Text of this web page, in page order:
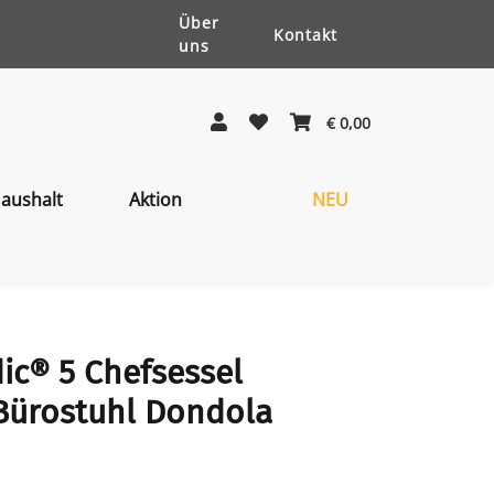
Über
uns
Kontakt
€ 0,00
Aktion NEU
5 Chefsessel
Dondola